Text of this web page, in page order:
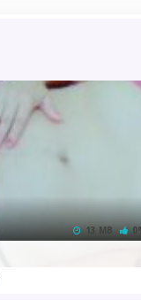
13 MB